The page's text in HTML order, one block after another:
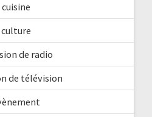
cuisine
culture
de radio
de télévision